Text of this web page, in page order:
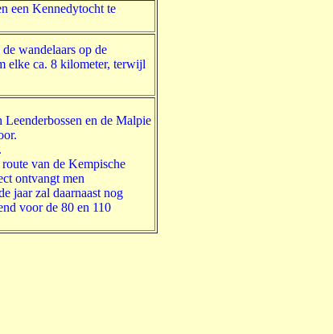
een Kennedytocht te
wandelaars op de
elke ca. 8 kilometer, terwijl
en de Malpie
van de Kempische
ontvangt men
jaar zal daarnaast nog
voor de 80 en 110